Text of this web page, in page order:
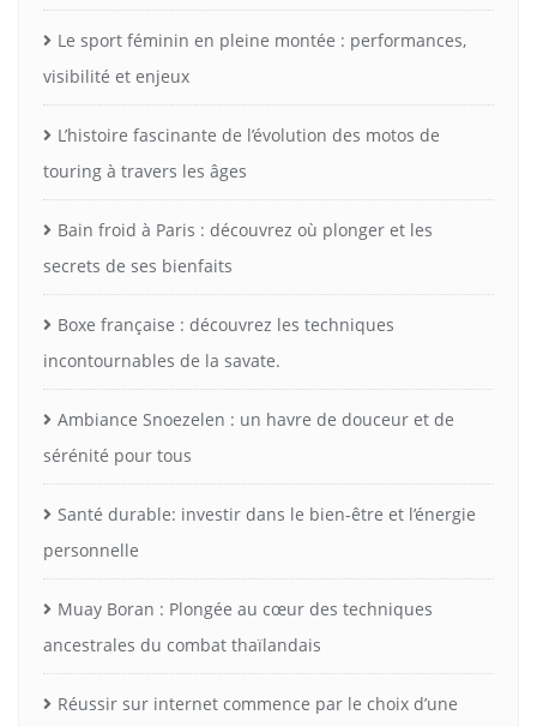
Le sport féminin en pleine montée : performances,
visibilité et enjeux
L’histoire fascinante de l’évolution des motos de
touring à travers les âges
Bain froid à Paris : découvrez où plonger et les
secrets de ses bienfaits
Boxe française : découvrez les techniques
incontournables de la savate.
Ambiance Snoezelen : un havre de douceur et de
sérénité pour tous
Santé durable: investir dans le bien-être et l’énergie
personnelle
Muay Boran : Plongée au cœur des techniques
ancestrales du combat thaïlandais
Réussir sur internet commence par le choix d’une